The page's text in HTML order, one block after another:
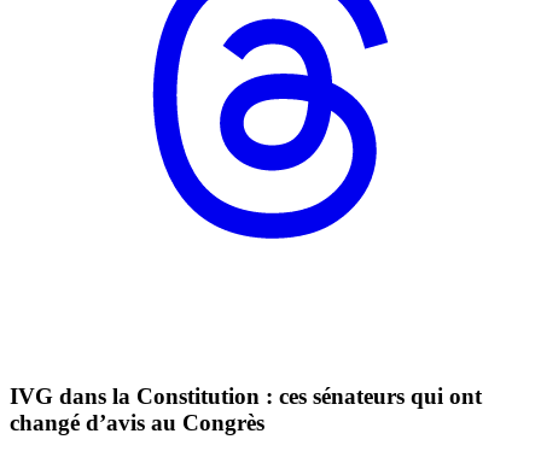
IVG dans la Constitution : ces sénateurs qui ont
changé d’avis au Congrès